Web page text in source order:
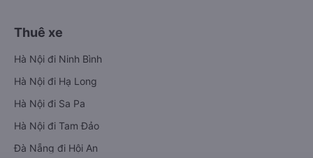
Thuê xe
Hà Nội đi Ninh Bình
Hà Nội đi Hạ Long
Hà Nội đi Sa Pa
Hà Nội đi Tam Đảo
Đà Nẵng đi Hội An